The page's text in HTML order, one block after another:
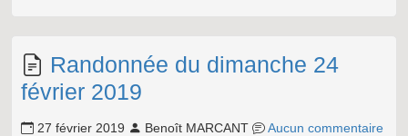
Randonnée du dimanche 24
février 2019
27 février 2019 Benoît MARCANT Aucun commentaire